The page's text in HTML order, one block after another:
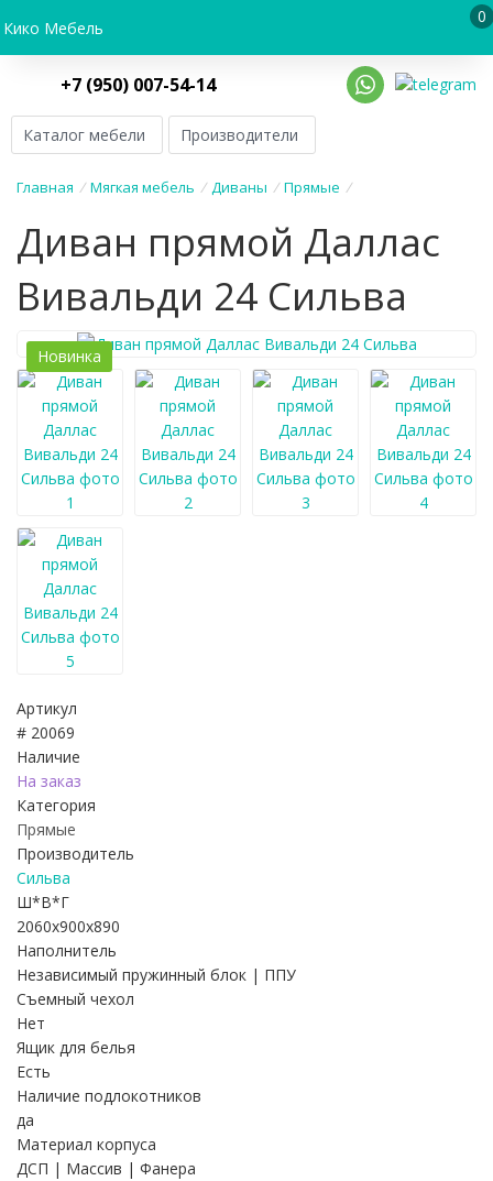
Кико Мебель
0
+7 (950) 007-54-14
Каталог мебели Производители
Главная / Мягкая мебель / Диваны / Прямые /
Диван прямой Даллас
Вивальди 24 Сильва
Новинка
Артикул
# 20069
Наличие
На заказ
Категория
Прямые
Производитель
Сильва
Ш*В*Г
2060x900x890
Наполнитель
Независимый пружинный блок | ППУ
Съемный чехол
Нет
Ящик для белья
Есть
Наличие подлокотников
да
Материал корпуса
ДСП | Массив | Фанера